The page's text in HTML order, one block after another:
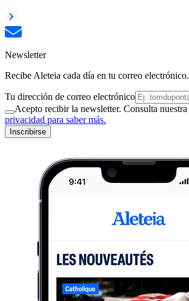
Newsletter
Recibe Aleteia cada día en tu correo electrónico.
Tu dirección de correo electrónico
Acepto recibir la newsletter. Consulta nuestra
privacidad para saber más.
Inscribirse